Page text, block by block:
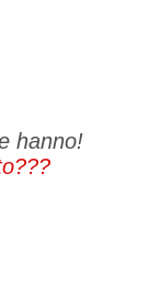
hanno!